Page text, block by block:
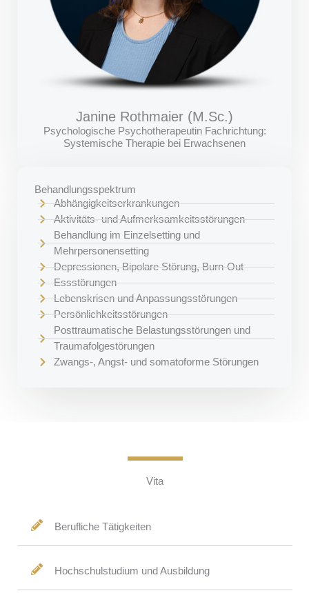
Janine Rothmaier (M.Sc.)
Psychologische Psychotherapeutin Fachrichtung:
Systemische Therapie bei Erwachsenen
Behandlungsspektrum
Abhängigkeitserkrankungen
Aktivitäts- und Aufmerksamkeitsstörungen
Behandlung im Einzelsetting und
Mehrpersonensetting
Depressionen, Bipolare Störung, Burn-Out
Essstörungen
Lebenskrisen und Anpassungsstörungen
Persönlichkeitsstörungen
Posttraumatische Belastungsstörungen und
Traumafolgestörungen
Zwangs-, Angst- und somatoforme Störungen
Vita
Berufliche Tätigkeiten
Hochschulstudium und Ausbildung